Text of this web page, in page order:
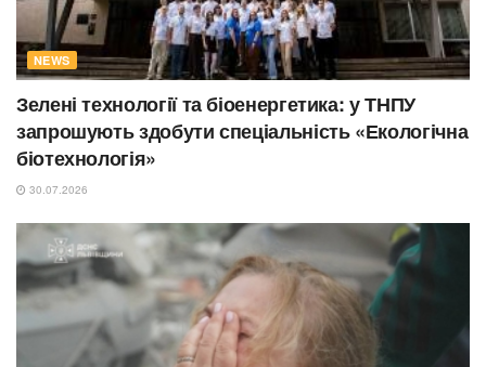
NEWS
Зелені технології та біоенергетика: у ТНПУ
запрошують здобути спеціальність «Екологічна
біотехнологія»
30.07.2026